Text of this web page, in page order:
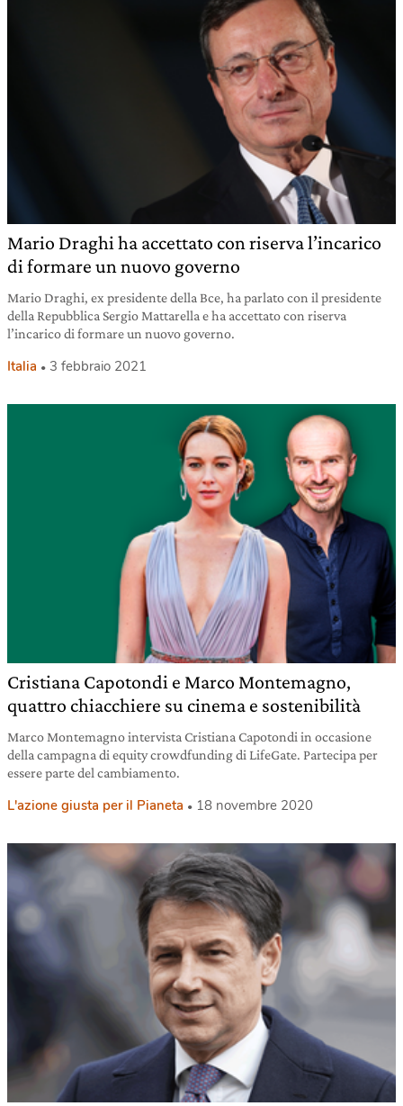
Mario Draghi ha accettato con riserva l’incarico
di formare un nuovo governo
Mario Draghi, ex presidente della Bce, ha parlato con il presidente
della Repubblica Sergio Mattarella e ha accettato con riserva
l’incarico di formare un nuovo governo.
Italia 3 febbraio 2021
Cristiana Capotondi e Marco Montemagno,
quattro chiacchiere su cinema e sostenibilità
Marco Montemagno intervista Cristiana Capotondi in occasione
della campagna di equity crowdfunding di LifeGate. Partecipa per
essere parte del cambiamento.
L'azione giusta per il Pianeta 18 novembre 2020